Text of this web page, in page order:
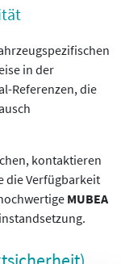
in der
Referenzen, die
kontaktieren
die Verfügbarkeit
MUBEA